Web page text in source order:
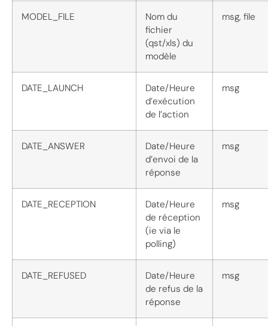
MODEL_FILE
Nom du
fichier
(qst/xls) du
modèle
msg, file
DATE_LAUNCH
Date/Heure
d’exécution
de l’action
msg
DATE_ANSWER
Date/Heure
d’envoi de la
réponse
msg
DATE_RECEPTION
Date/Heure
de réception
(ie via le
polling)
msg
DATE_REFUSED
Date/Heure
de refus de la
réponse
msg